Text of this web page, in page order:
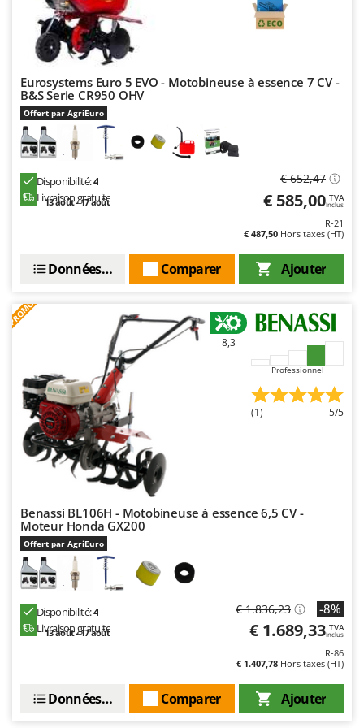
Master
Mastercook
Masterpro
McCulloch
MCH
Michelin
Mille
Minox
Mockmill
MOVA
New O.M.R.A.
Nilfisk
Ninja
Novatec
Novital
NuovaFac
O
Officine Savioli
Oliviero
Olix
OMA
Ompagrill
Eurosystems Euro 5 EVO - Motobineuse à essence 7 CV -
B&S Serie CR950 OHV
Offert par AgriEuro
Disponibilité:4
Livraison gratuite
13 août - 17 août
€ 652,47
€ 585,00 TVA
Inclus
R-21
€ 487,50 Hors taxes (HT)
Ajouter
Comparer
Données techniques
PROMO
8,3
Professionnel
(1) 5/5
Benassi BL106H - Motobineuse à essence 6,5 CV -
Moteur Honda GX200
Offert par AgriEuro
Disponibilité:4
Livraison gratuite
13 août - 17 août
€ 1.836,23 -8%
€ 1.689,33 TVA
Inclus
R-86
€ 1.407,78 Hors taxes (HT)
Ajouter
Comparer
Données techniques